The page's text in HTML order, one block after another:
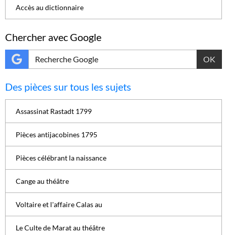
Accès au dictionnaire
Chercher avec Google
OK
Des pièces sur tous les sujets
Assassinat Rastadt 1799
Pièces antijacobines 1795
Pièces célébrant la naissance
Cange au théâtre
Voltaire et l'affaire Calas au
Le Culte de Marat au théâtre